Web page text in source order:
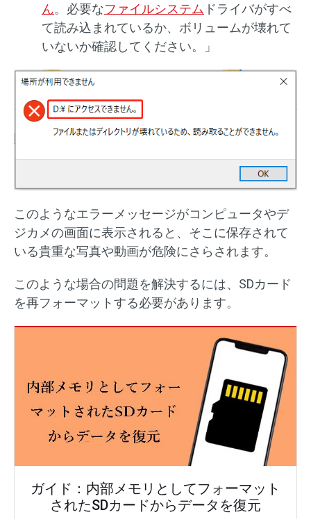
ん。必要なファイルシステム ドライバがすべ
て読み込まれているか、ボリュームが壊れて
いないか確認してください。」
このようなエラーメッセージがコンピュータやデ
ジカメの画面に表示されると、そこに保存されて
いる貴重な写真や動画が危険にさらされます。
このような場合の問題を解決するには、SDカード
を再フォーマットする必要があります。
ガイド：内部メモリとしてフォーマット
されたSDカードからデータを復元